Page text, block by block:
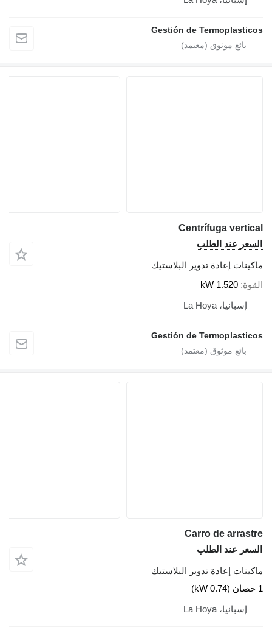
Gestión de Termoplasticos
Centrífuga vertical
السعر عند الطلب
ماكينات إعادة تدوير البلاستيك
القوة 1.520 kW
إسبانيا، La Hoya
Gestión de Termoplasticos
Carro de arrastre
السعر عند الطلب
ماكينات إعادة تدوير البلاستيك
1 حصان (0.74 kW)
إسبانيا، La Hoya